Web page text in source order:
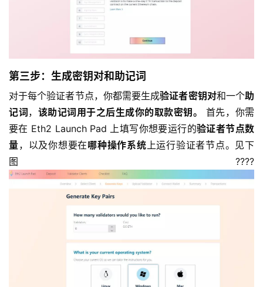
第三步：生成密钥对和助记词
对于每个验证者节点，你都需要生成验证者密钥对和一个助
记词， 该助记词用于之后生成你的取款密钥。
首先，你需
要在 Eth2 Launch Pad 上填写你想要运行的验证者节点数
量，以及你想要在哪种操作系统 上运行验证者节点。见下
图????